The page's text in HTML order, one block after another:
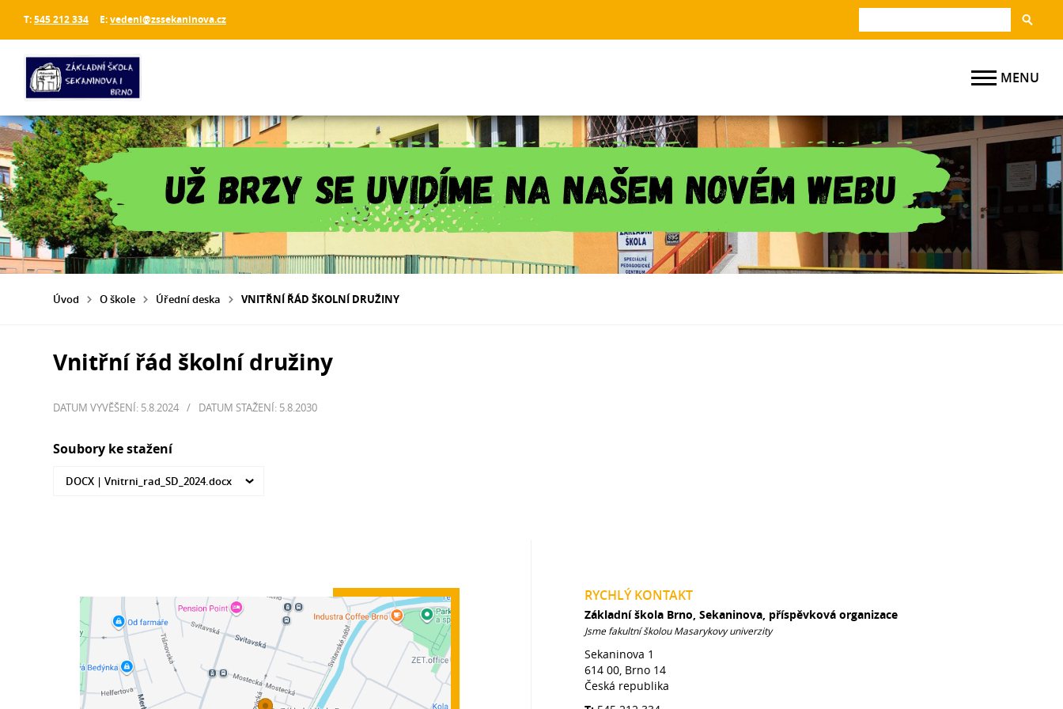
T:545 212 334 E:vedeni@zssekaninova.cz
Úvod O škole Úřední deska VNITŘNÍ ŘÁD ŠKOLNÍ DRUŽINY
Vnitřní řád školní družiny
DATUM VYVĚŠENÍ: 5.8.2024 / DATUM STAŽENÍ: 5.8.2030
Soubory ke stažení
DOCX |Vnitrni_rad_SD_2024.docx
RYCHLÝ KONTAKT
Základní škola Brno, Sekaninova, příspěvková organizace
Jsme fakultní školou Masarykovy univerzity
Sekaninova 1
614 00, Brno 14
Česká republika